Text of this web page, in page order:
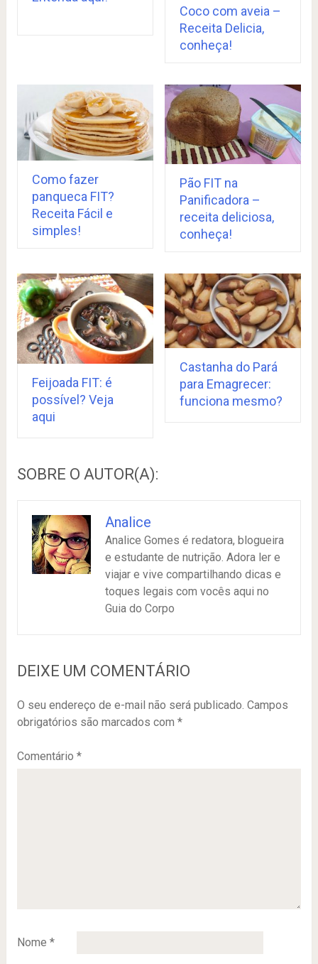
Coco com aveia –
Receita Delicia,
conheça!
Como fazer
panqueca FIT?
Receita Fácil e
simples!
Pão FIT na
Panificadora –
receita deliciosa,
conheça!
Feijoada FIT: é
possível? Veja
aqui
Castanha do Pará
para Emagrecer:
funciona mesmo?
SOBRE O AUTOR(A):
Analice
Analice Gomes é redatora, blogueira
e estudante de nutrição. Adora ler e
viajar e vive compartilhando dicas e
toques legais com vocês aqui no
Guia do Corpo
DEIXE UM COMENTÁRIO
O seu endereço de e-mail não será publicado. Campos
obrigatórios são marcados com *
Comentário *
Nome *